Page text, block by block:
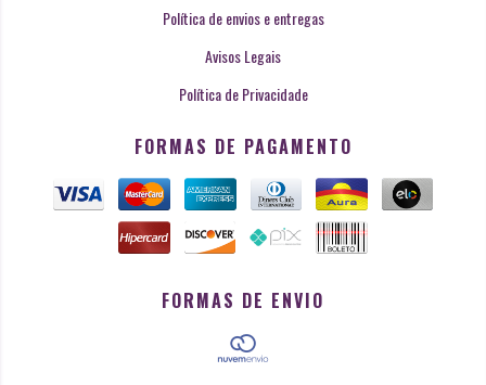
Política de envios e entregas
Avisos Legais
Política de Privacidade
FORMAS DE PAGAMENTO
FORMAS DE ENVIO